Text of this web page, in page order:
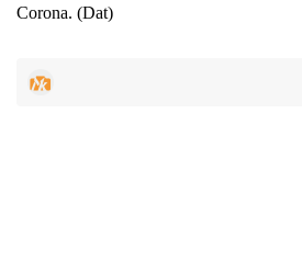
Corona. (Dat)